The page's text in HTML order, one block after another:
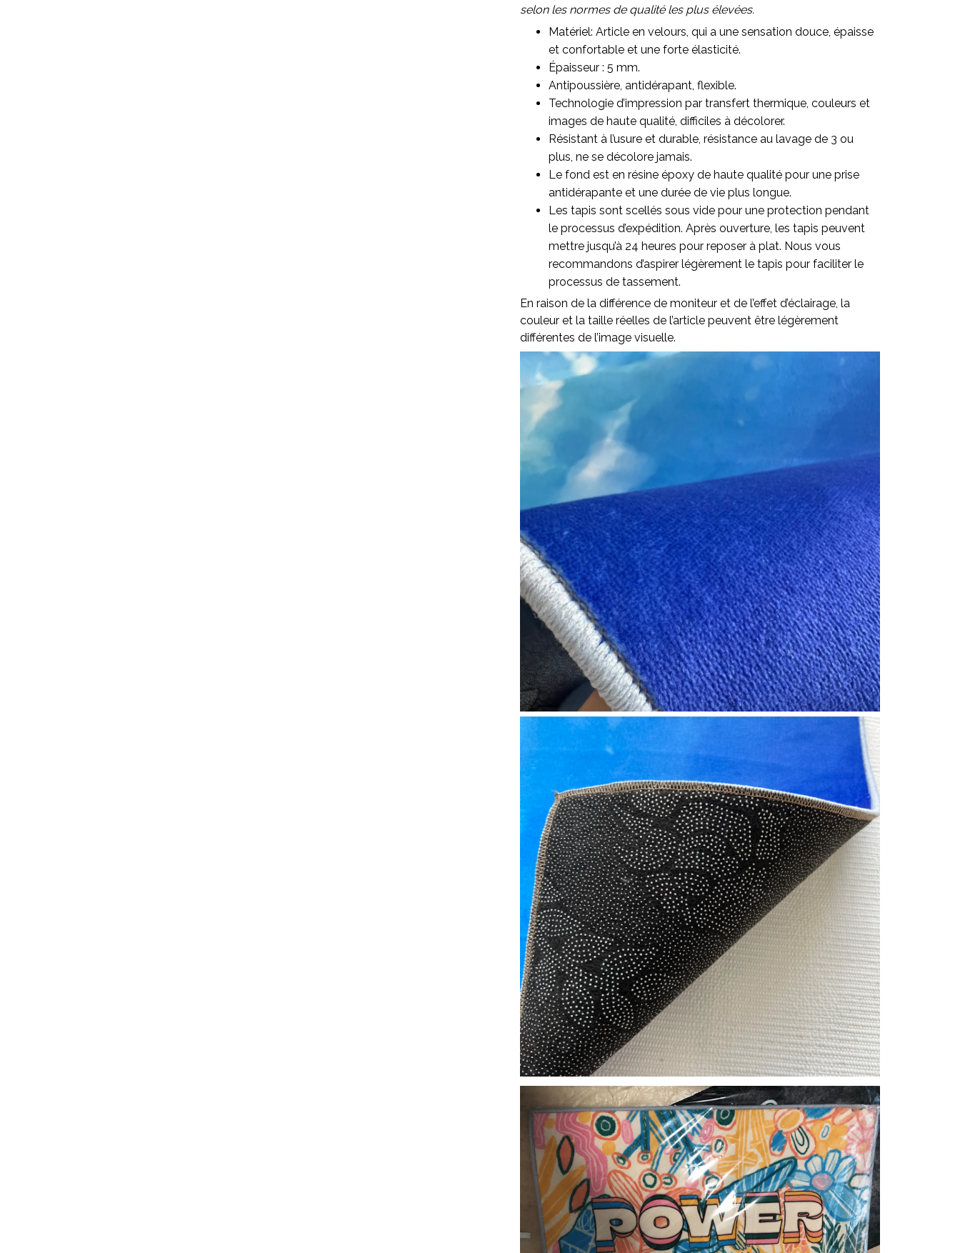
selon les normes de qualité les plus élevées.
Matériel: Article en velours, qui a une sensation douce, épaisse
et confortable et une forte élasticité.
Épaisseur : 5 mm.
Antipoussière, antidérapant, flexible.
Technologie d’impression par transfert thermique, couleurs et
images de haute qualité, difficiles à décolorer.
Résistant à l’usure et durable, résistance au lavage de 3 ou
plus, ne se décolore jamais.
Le fond est en résine époxy de haute qualité pour une prise
antidérapante et une durée de vie plus longue.
Les tapis sont scellés sous vide pour une protection pendant
le processus d’expédition. Après ouverture, les tapis peuvent
mettre jusqu’à 24 heures pour reposer à plat. Nous vous
recommandons d’aspirer légèrement le tapis pour faciliter le
processus de tassement.
En raison de la différence de moniteur et de l’effet d’éclairage, la
couleur et la taille réelles de l’article peuvent être légèrement
différentes de l’image visuelle.